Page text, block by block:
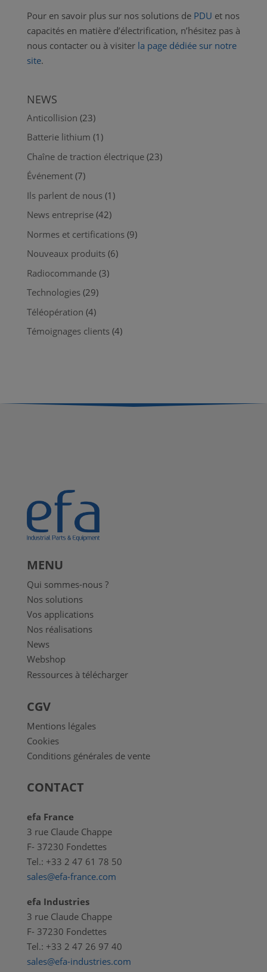
Pour en savoir plus sur nos solutions de PDU et nos
capacités en matière d’électrification, n’hésitez pas à
nous contacter ou à visiter la page dédiée sur notre
site.
NEWS
Anticollision (23)
Batterie lithium (1)
Chaîne de traction électrique(23)
Événement(7)
Ils parlent de nous(1)
News entreprise(42)
Normes et certifications(9)
Nouveaux produits(6)
Radiocommande(3)
Technologies(29)
Téléopération (4)
Témoignages clients(4)
MENU
Qui sommes-nous ?
Nos solutions
Vos applications
Nos réalisations
News
Webshop
Ressources à télécharger
CGV
Mentions légales
Cookies
Conditions générales de vente
CONTACT
efa France
3 rue Claude Chappe
F- 37230 Fondettes
Tel.: +33 2 47 61 78 50
sales@efa-france.com
efa Industries
3 rue Claude Chappe
F- 37230 Fondettes
Tel.: +33 2 47 26 97 40
sales@efa-industries.com